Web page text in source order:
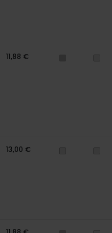
11,88 €
13,00 €